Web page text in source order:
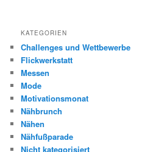
KATEGORIEN
Challenges und Wettbewerbe
Flickwerkstatt
Messen
Mode
Motivationsmonat
Nähbrunch
Nähen
Nähfußparade
Nicht kategorisiert